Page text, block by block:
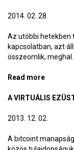
2014. 02. 28.
Az utóbbi hetekben
kapcsolatban, azt
összeomlik, meghal.
Read more
A VIRTUÁLIS
2013. 12. 02.
A bitcoint